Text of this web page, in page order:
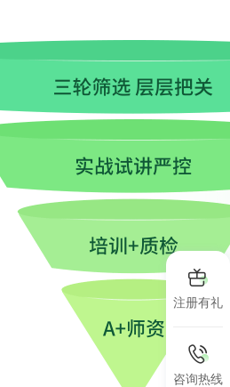
注册有礼
咨询热线